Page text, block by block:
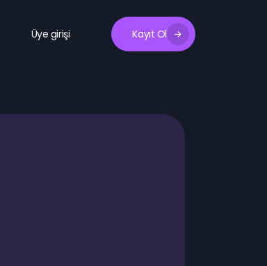
Üye girişi Kayıt Ol